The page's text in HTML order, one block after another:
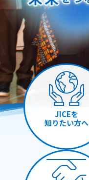
JICEを
知りたい方へ